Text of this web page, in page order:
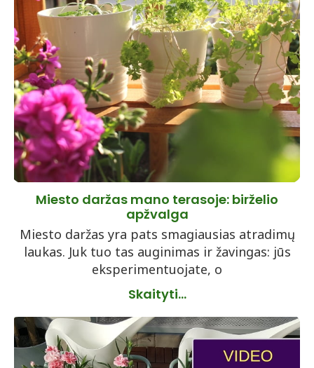
Miesto daržas mano terasoje: birželio
apžvalga
Miesto daržas yra pats smagiausias atradimų
laukas. Juk tuo tas auginimas ir žavingas: jūs
eksperimentuojate, o
Skaityti...